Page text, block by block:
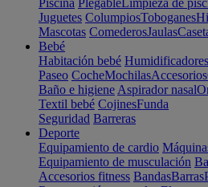
Piscina PlegableLimpieza de
Juguetes ColumpiosToboganes
Mascotas ComederosJaulas
Bebé
Habitación bebé Humidificadores
Paseo CocheMochilasAccesorios
Baño e higiene Aspirador nasal
Textil bebé CojinesFunda
Seguridad Barreras
Deporte
Equipamiento de cardio
Equipamiento de musculación
Accesorios fitness BandasBarras